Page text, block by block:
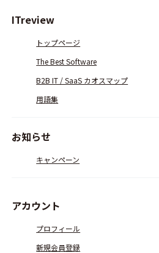
ITreview
トップページ
The Best Software
B2B IT / SaaS カオスマップ
用語集
お知らせ
キャンペーン
アカウント
プロフィール
新規会員登録